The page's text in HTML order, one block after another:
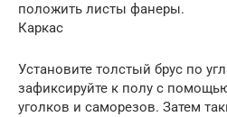
положить листы фанеры.
Каркас
Установите толстый брус по
зафиксируйте к полу с
уголков и саморезов. Затем